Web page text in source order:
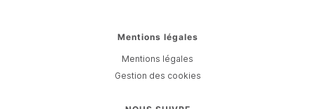
Mentions légales
Mentions légales
Gestion des cookies